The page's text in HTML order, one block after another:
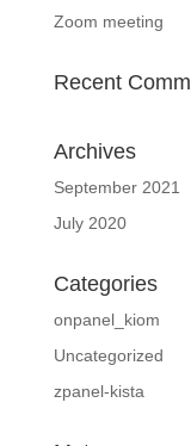
Zoom meeting
Recent
Archives
September 2021
July 2020
Categories
onpanel_kiom
Uncategorized
zpanel-kista